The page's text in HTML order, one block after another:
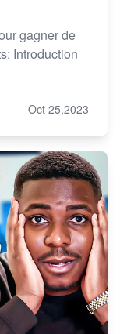
gagner de
Introduction
Oct 25,2023